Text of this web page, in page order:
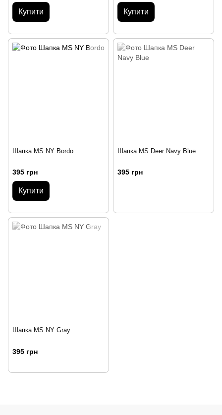
Купити Купити
Шапка MS NY Bordo
395 грн
Купити
Шапка MS Deer Navy Blue
395 грн
Шапка MS NY Gray
395 грн